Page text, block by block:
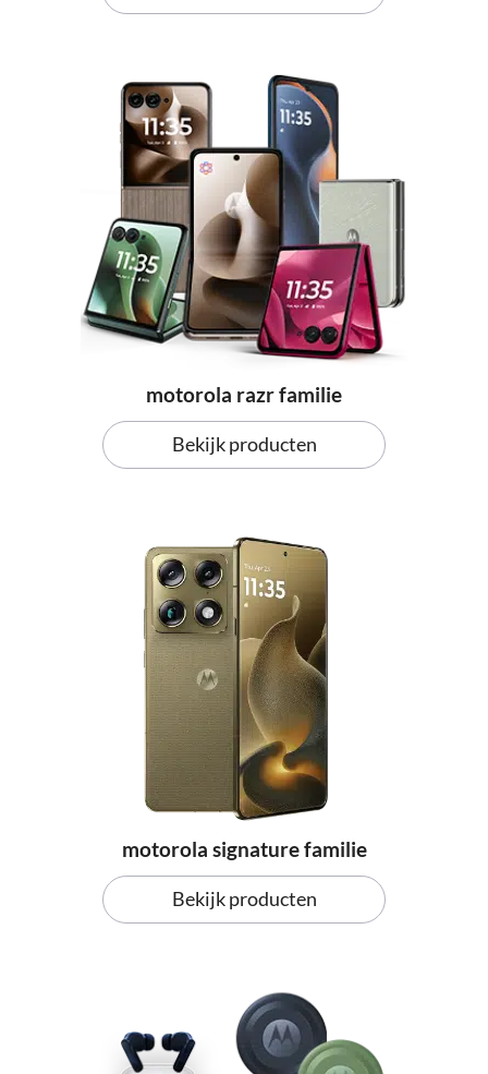
motorola razr familie
Bekijk producten
motorola signature familie
Bekijk producten